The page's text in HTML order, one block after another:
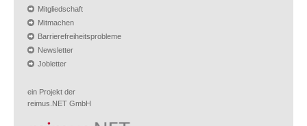
Mitgliedschaft
Mitmachen
Barrierefreiheitsprobleme
Newsletter
Jobletter
ein Projekt der
reimus.NET GmbH